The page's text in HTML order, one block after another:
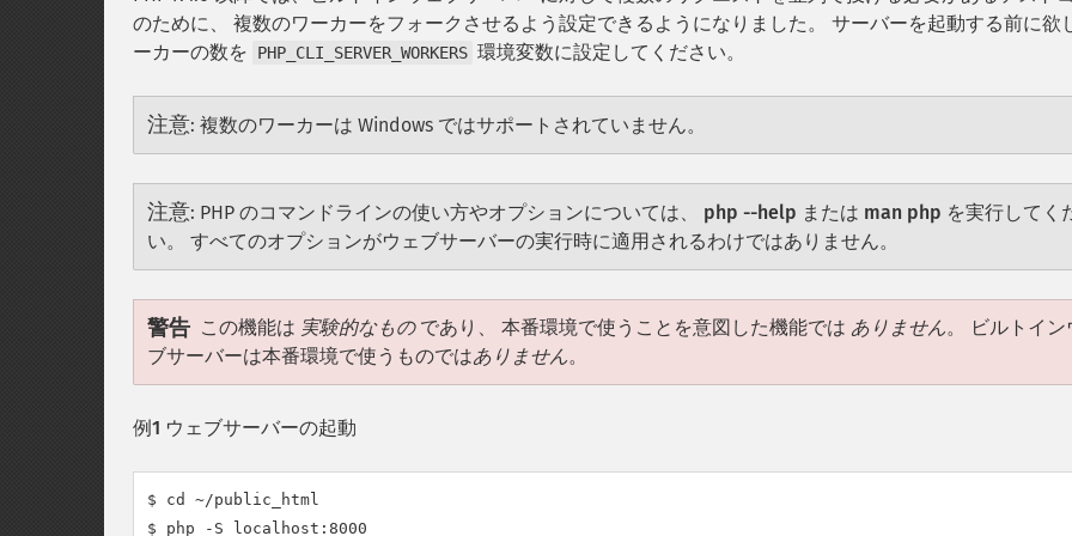
のために、 複数のワーカーをフォークさせるよう設定できるようになりました。 サーバーを起動する前に欲
ーカーの数を
PHP_CLI_SERVER_WORKERS 環境変数に設定してください。
注意: 複数のワーカーは Windows ではサポートされていません。
注意: PHP のコマンドラインの使い方やオプションについては、 php --help または man php を実行してく
い。 すべてのオプションがウェブサーバーの実行時に適用されるわけではありません。
警告 この機能は 実験的なものであり、 本番環境で使うことを意図した機能では ありません。 ビルトイン
ブサーバーは本番環境で使うものではありません。
例1 ウェブサーバーの起動
$ cd ~/public_html
$ php -S localhost:8000